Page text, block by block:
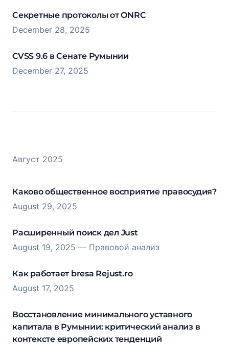
Секретные протоколы от ONRC
December 28, 2025
CVSS 9.6 в Сенате Румынии
December 27, 2025
Август 2025
Каково общественное восприятие правосудия?
August 29, 2025
Расширенный поиск дел Just
August 19, 2025 — Правовой анализ
Как работает bresa Rejust.ro
August 17, 2025
Восстановление минимального уставного
капитала в Румынии: критический анализ в
контексте европейских тенденций